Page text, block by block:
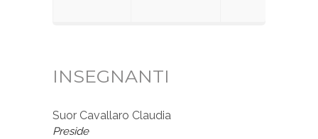
INSEGNANTI
Suor Cavallaro Claudia
Preside